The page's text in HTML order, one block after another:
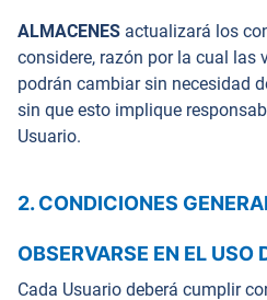
ALMACENES actualizará los
considere, razón por la cual las
podrán cambiar sin necesidad
sin que esto implique
Usuario.
2. CONDICIONES
OBSERVARSE EN EL USO
Cada Usuario deberá cumplir